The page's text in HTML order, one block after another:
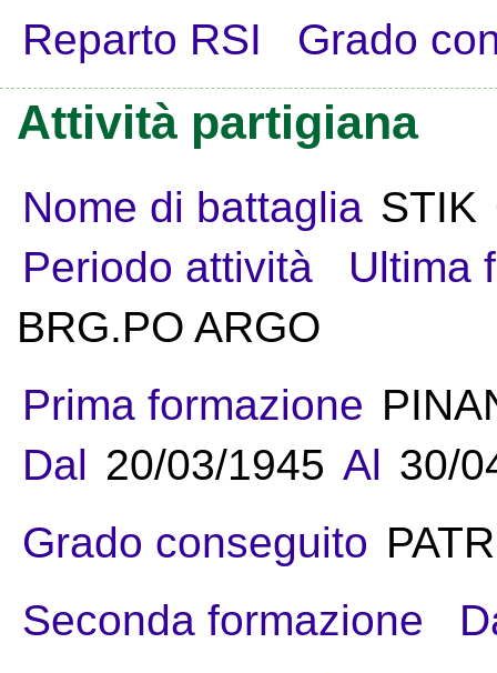
Reparto RSI Grado
Attività partigiana
Nome di battaglia STIK
Periodo attività
Ultima
BRG.PO ARGO
Prima formazione
Dal 20/03/1945 Al 30/
Grado conseguito
Seconda formazione